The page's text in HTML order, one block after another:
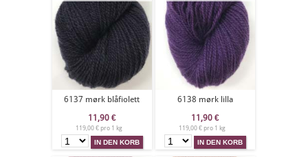
6137 mørk blåfiolett
11,90 €
119,00 € pro 1 kg
6138 mørk lilla
11,90 €
119,00 € pro 1 kg